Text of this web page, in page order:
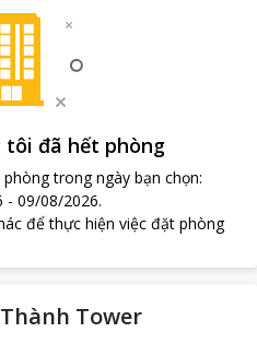
tôi đã hết phòng
trong ngày bạn chọn:
- 09/08/2026.
để thực hiện việc đặt phòng
Tower